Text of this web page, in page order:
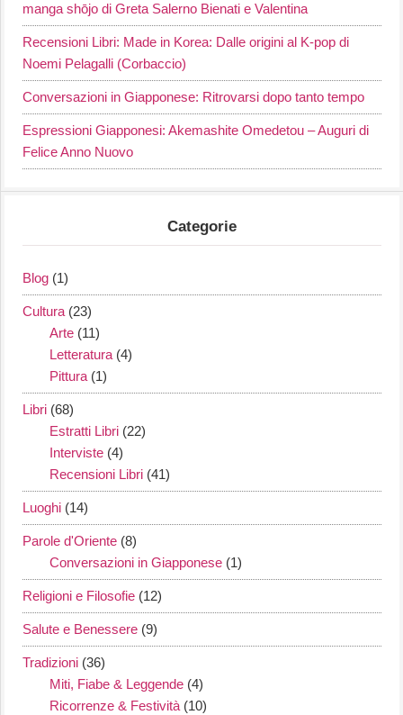
manga shōjo di Greta Salerno Bienati e Valentina
Recensioni Libri: Made in Korea: Dalle origini al K-pop di
Noemi Pelagalli (Corbaccio)
Conversazioni in Giapponese: Ritrovarsi dopo tanto tempo
Espressioni Giapponesi: Akemashite Omedetou – Auguri di
Felice Anno Nuovo
Categorie
Blog (1)
Cultura (23)
Arte (11)
Letteratura (4)
Pittura (1)
Libri (68)
Estratti Libri (22)
Interviste (4)
Recensioni Libri (41)
Luoghi (14)
Parole d'Oriente (8)
Conversazioni in Giapponese (1)
Religioni e Filosofie (12)
Salute e Benessere (9)
Tradizioni (36)
Miti, Fiabe & Leggende (4)
Ricorrenze & Festività (10)